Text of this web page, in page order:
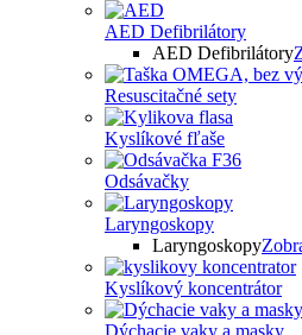
AED Defibrilátory
AED Defibrilátory
Resuscitačné sety
Kyslíkové fľaše
Odsávačky
Laryngoskopy
Laryngoskopy
Kyslíkový koncentrátor
Dýchacie vaky a masky